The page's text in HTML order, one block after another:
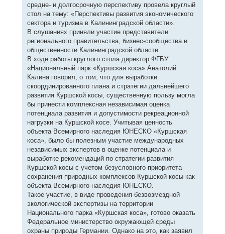
средне- и долгосрочную перспективу провела круглый
стол на тему: «Перспективы развития экономического
сектора и туризма в Калининградской области».
В слушаниях приняли участие представители
регионального правительства, бизнес-сообщества и
общественности Калининградской области.
В ходе работы круглого стола директор ФГБУ
«Национальный парк «Куршская коса» Анатолий
Калина говорил, о том, что для выработки
скоординированного плана и стратегии дальнейшего
развития Куршской косы, существенную пользу могла
бы принести комплексная независимая оценка
потенциала развития и допустимости рекреационной
нагрузки на Куршской косе. Учитывая ценность
объекта Всемирного наследия ЮНЕСКО «Куршская
коса», было бы полезным участие международных
независимых экспертов в оценке потенциала и
выработке рекомендаций по стратегии развития
Куршской косы с учетом безусловного приоритета
сохранения природных комплексов Куршской косы как
объекта Всемирного наследия ЮНЕСКО.
Такое участие, в виде проведения безвозмездной
экологической экспертизы на территории
Национального парка «Куршская коса», готово оказать
Федеральное министерство окружающей среды
охраны природы Германии. Однако на это, как заявил